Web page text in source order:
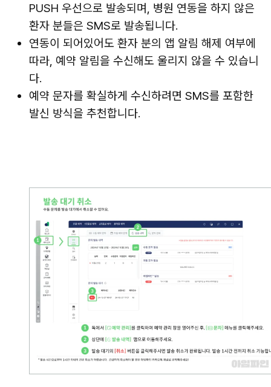
PUSH 우선으로 발송되며, 병원 연동을 하지 않은
환자 분들은 SMS로 발송됩니다.
연동이 되어있어도 환자 분의 앱 알림 해제 여부에
따라, 예약 알림을 수신해도 울리지 않을 수 있습니
다.
예약 문자를 확실하게 수신하려면 SMS를 포함한
발신 방식을 추천합니다.